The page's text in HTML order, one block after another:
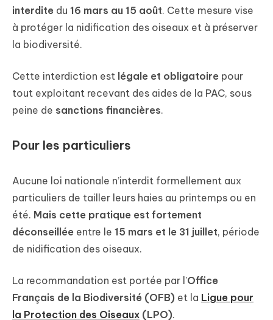
interdite du 16 mars au 15 août. Cette mesure vise
à protéger la nidification des oiseaux et à préserver
la biodiversité.
Cette interdiction est légale et obligatoire pour
tout exploitant recevant des aides de la PAC, sous
peine de sanctions financières.
Pour les particuliers
Aucune loi nationale n’interdit formellement aux
particuliers de tailler leurs haies au printemps ou en
été. Mais cette pratique est fortement
déconseillée entre le 15 mars et le 31 juillet, période
de nidification des oiseaux.
La recommandation est portée par l’Office
Français de la Biodiversité (OFB) et la Ligue pour
la Protection des Oiseaux (LPO).